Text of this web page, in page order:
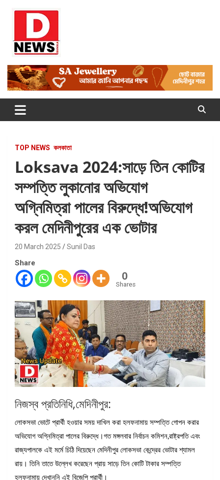
Dnews
#Medinipur24X7News
TOP NEWS কলকাতা
Loksava 2024:সাড়ে তিন কোটির
সম্পত্তি লুকানোর অভিযোগ
অগ্নিমিত্রা পালের বিরুদ্ধে!অভিযোগ
করল মেদিনীপুরের এক ভোটার
20 March 2025 Sunil Das
Share
0
Shares
নিজস্ব প্রতিনিধি,মেদিনীপুর:
লোকসভা ভোটে প্রার্থী হওয়ার সময় দাখিল করা হলফনামায় সম্পত্তি গোপন করার
অভিযোগ অগ্নিমিত্রা পালের বিরুদ্ধে।গত মঙ্গলবার নির্বাচন কমিশন,রাষ্ট্রপতি এবং
রাজ্যপালকে এই মর্মে চিঠি দিয়েছেন মেদিনীপুর লোকসভা কেন্দ্রের ভোটার শ্যামল
রায়। তিনি তাতে উল্লেখ করেছেন প্রায় সাড়ে তিন কোটি টাকার সম্পত্তি
হলফনামায় দেখাননি এই বিজেপি প্রার্থী।